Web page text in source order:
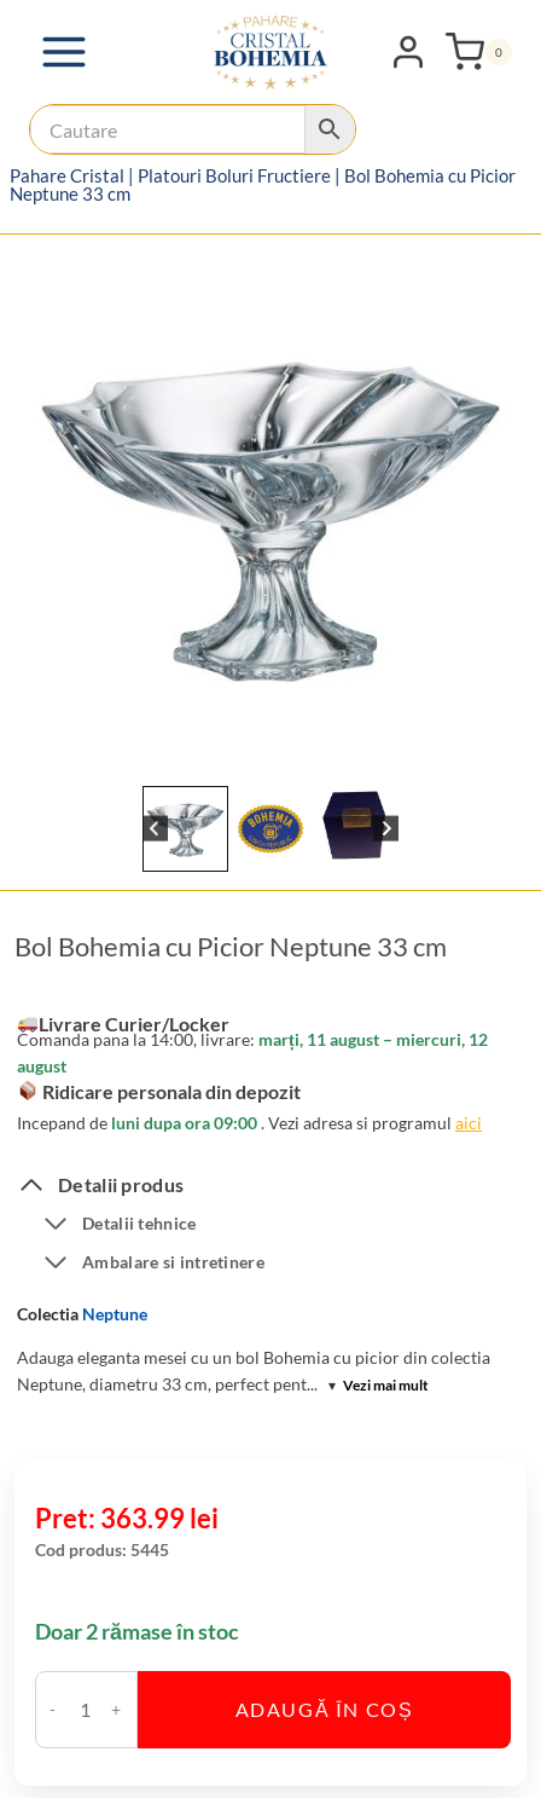
0
Pahare Cristal | Platouri Boluri Fructiere | Bol Bohemia cu Picior
Neptune 33 cm
Bol Bohemia cu Picior Neptune 33 cm
Livrare Curier/Locker
Comanda pana la 14:00, livrare: marți, 11 august – miercuri, 12
august
Ridicare personala din depozit
Incepand de luni dupa ora 09:00. Vezi adresa si programul aici
Detalii produs
Detalii tehnice
Ambalare si intretinere
Colectia Neptune
Adauga eleganta mesei cu un bol Bohemia cu picior din colectia
Neptune, diametru 33 cm, perfect pent... ▾ Vezi mai mult
363.99lei
Cod produs: 5445
Doar 2 rămase în stoc
C
a
ADAUGĂ ÎN COȘ